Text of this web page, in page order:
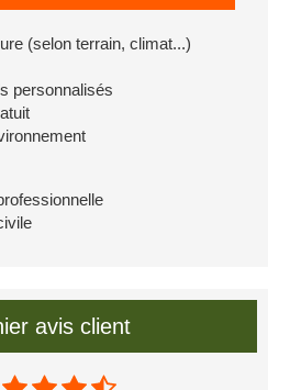
(selon terrain, climat...)
personnalisés
avis client